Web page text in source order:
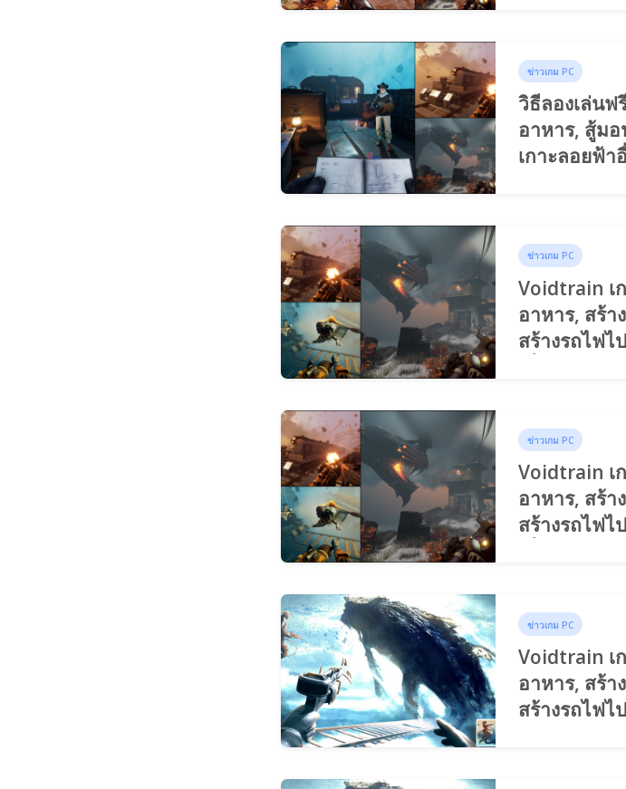
ข่าวเกม PC
วิธีลองเล่นฟ
อาหาร, สู้ม
เกาะลอยฟ้า
ข่าวเกม PC
Voidtrain เ
อาหาร, สร้
สร้างรถไฟไ
ข่าวเกม PC
Voidtrain เ
อาหาร, สร้
สร้างรถไฟไ
ข่าวเกม PC
Voidtrain เ
อาหาร, สร้
สร้างรถไฟไ